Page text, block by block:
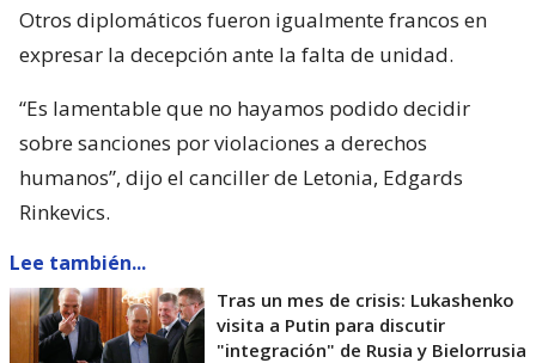
Otros diplomáticos fueron igualmente francos en
expresar la decepción ante la falta de unidad.
“Es lamentable que no hayamos podido decidir
sobre sanciones por violaciones a derechos
humanos”, dijo el canciller de Letonia, Edgards
Rinkevics.
Lee también...
Tras un mes de crisis: Lukashenko
visita a Putin para discutir
"integración" de Rusia y Bielorrusia